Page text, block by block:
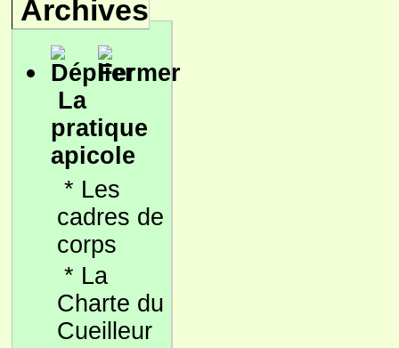
Archives
La
pratique
apicole
* Les
cadres de
corps
* La
Charte du
Cueilleur